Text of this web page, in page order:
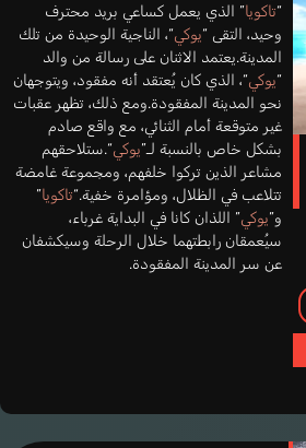
“تاكويا” الذي يعمل كساعي بريد محترف
وحيد، التقى “يوكي“، الناجية الوحيدة من تلك
المدينة.يعتمد الاثنان على رسالة من والد
“يوكي“، الذي كان يُعتقد أنه مفقود، ويتوجهان
نحو المدينة المفقودة.ومع ذلك، تظهر عقبات
غير متوقعة أمام الثنائي، مع واقع صادم
بشكل خاص بالنسبة لـ”يوكي“.ستلاحقهم
مشاعر الذين تركوا خلفهم، ومجموعة غامضة
تتلاعب في الظلال، ومؤامرة خفية.“تاكويا”
و”يوكي” اللذان كانا في البداية غرباء،
سيُعمقان رابطتهما خلال الرحلة وسيكشفان
عن سر المدينة المفقودة.